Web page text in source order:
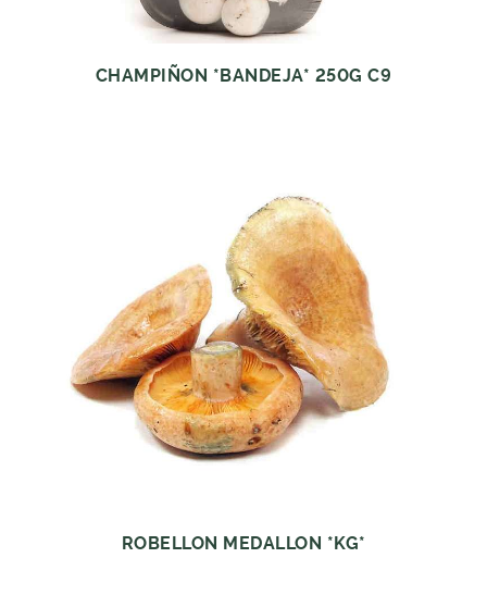
CHAMPIÑON *BANDEJA* 250G C9
ROBELLON MEDALLON *KG*